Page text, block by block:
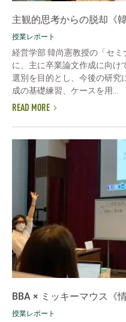
主観的思考からの脱却《
授業レポート
経営学部 韓尚憲教授の「セ
に、主に卒業論文作成に向け
選別を目的とし、今後の研究
成の基礎練習、ケースを用...
READ MORE
BBA × ミッキーマウス《
授業レポート